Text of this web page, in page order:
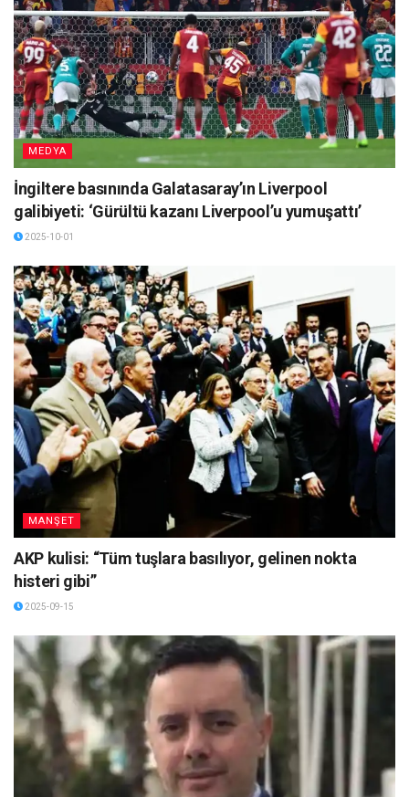
MEDYA
İngiltere basınında Galatasaray’ın Liverpool
galibiyeti: ‘Gürültü kazanı Liverpool’u yumuşattı’
2025-10-01
MANŞET
AKP kulisi: “Tüm tuşlara basılıyor, gelinen nokta
histeri gibi”
2025-09-15